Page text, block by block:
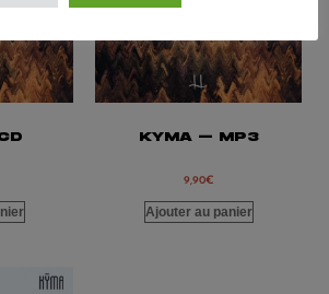
KYMA – MP3
9,90€
Ajouter au panier